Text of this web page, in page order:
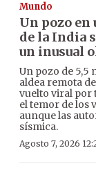
Mundo
Un pozo en
de la India
un inusual
Un pozo de 5,5
aldea remota
vuelto viral por
el temor de los
aunque las
sísmica.
Agosto 7, 2026